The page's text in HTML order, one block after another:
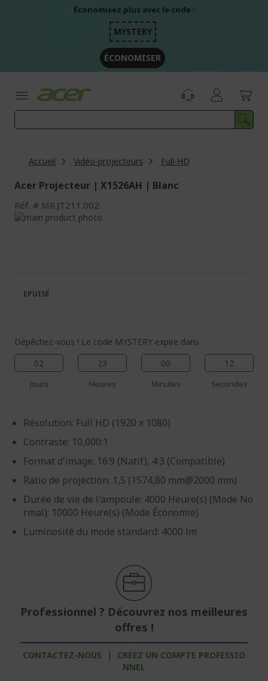
Économisez plus avec le code :
MYSTERY
ÉCONOMISER
Accueil Vidéo-projecteurs Full-HD
Acer Projecteur | X1526AH | Blanc
Réf. MR.JT211.002
Passer
galerie
d’images
Galerie
d’images
Dépêchez-vous ! Le code MYSTERY expire dans :
02
Jours
23
Heures
00
Minutes
12
Secondes
Résolution: Full HD (1920 x 1080)
Contraste: 10,000:1
Format d'image: 16:9 (Natif), 4:3 (Compatible)
Ratio de projection: 1,5 (1574,80 mm@2000 mm)
Durée de vie de l'ampoule: 4000 Heure(s) (Mode No
rmal); 10000 Heure(s) (Mode Économie)
Luminosité du mode standard: 4000 lm
Professionnel ? Découvrez nos meilleures
offres !
CONTACTEZ-NOUS |
CRÉEZ UN COMPTE PROFESSIO
NNEL
EPUISÉ